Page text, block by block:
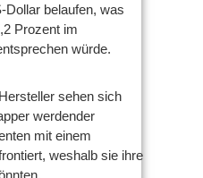
Dollar belaufen, was
Prozent im
würde.
sehen sich
werdender
mit einem
weshalb sie ihre